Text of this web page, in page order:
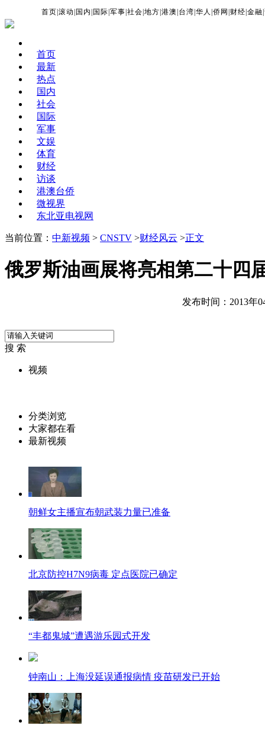
首页 |滚动 国内 国际 |军事 |社会 |地方 |港澳 台湾 |华人 |侨网 财经 |金融 |
首页
最新
热点
国内
社会
国际
军事
文娱
体育
财经
访谈
港澳台侨
微视界
东北亚电视网
当前位置： 中新视频 > CNSTV >财经风云 >正文
俄罗斯油画展将亮相第二十四
发布时间：2013年
搜 索
视频
分类浏览
大家都在看
最新视频
朝鲜女主播宣布朝武装力量已准备
北京防控H7N9病毒 定点医院已确定
“丰都鬼城”遭遇游乐园式开发
钟南山：上海没延误通报病情 疫苗研发已开始